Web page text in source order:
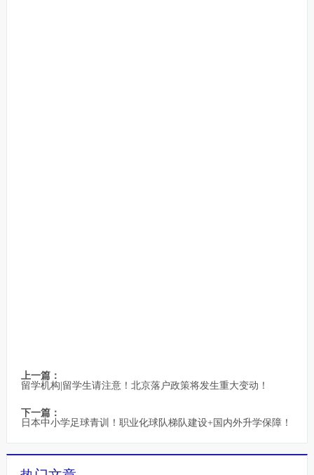
上一篇：
留学机构|留学生请注意！北京落户政策将发生重大变动！
下一篇：
日本中小学足球青训！职业化球队梯队建设+国内外升学保障！